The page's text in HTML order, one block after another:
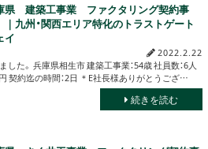
県 建築工事業 ファクタリング契約事
九州・関西エリア特化のトラストゲート
イ
2022.2.22
た。 兵庫県相生市 建築工事業：54歳 社員数：6人
契約迄の時間：2日 ＊E社長様ありがとうござ…
続きを読む